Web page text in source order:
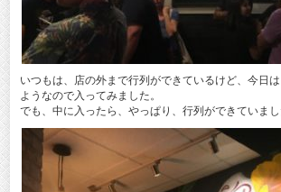
いつもは、店の外まで行列ができているけど、今日
ようなので入ってみました。
でも、中に入ったら、やっぱり、行列ができていまし